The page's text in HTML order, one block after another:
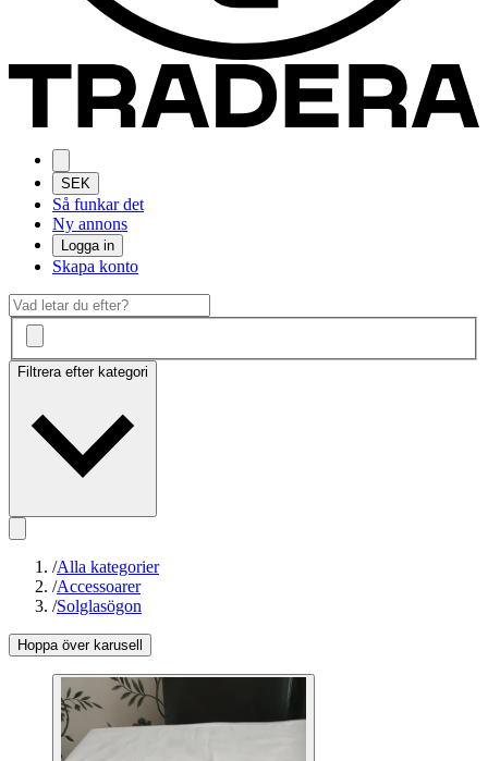
SEK
Så funkar det
Ny annons
Logga in
Skapa konto
Filtrera efter kategori
/Alla kategorier
/Accessoarer
/Solglasögon
Hoppa över karusell